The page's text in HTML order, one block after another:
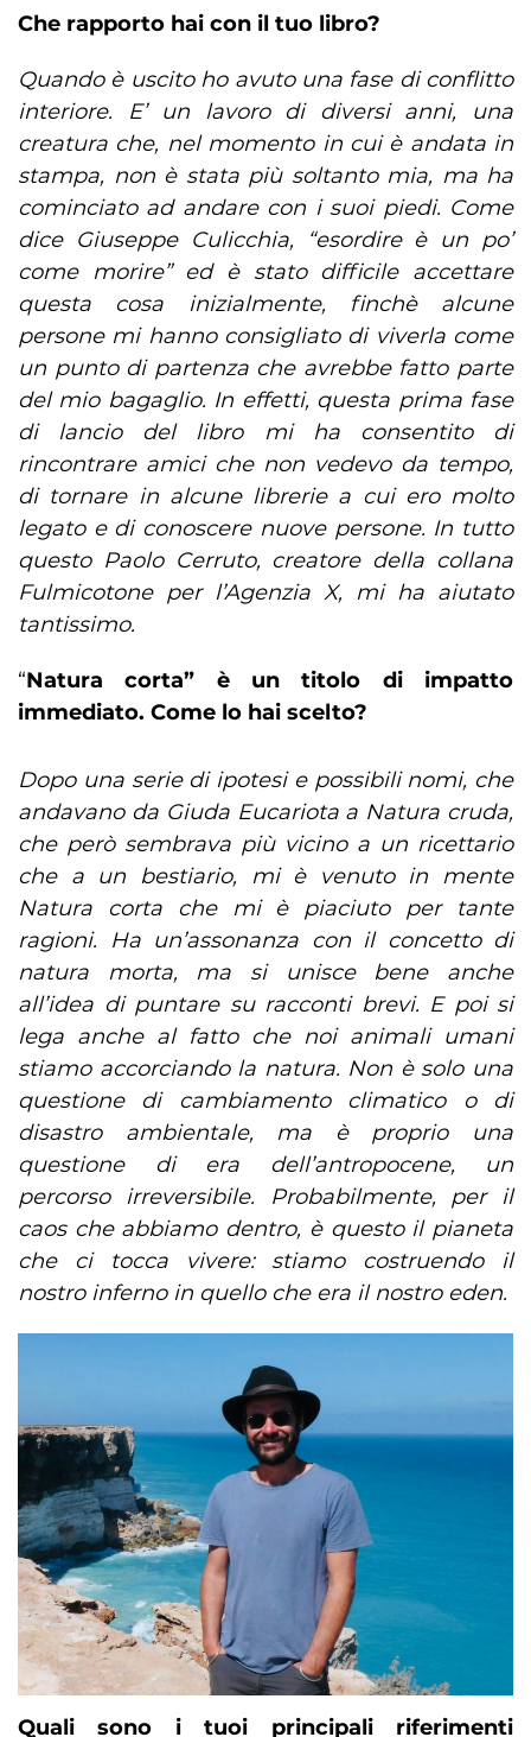
Che rapporto hai con il tuo libro?
Quando è uscito ho avuto una fase di conflitto
interiore. E’ un lavoro di diversi anni, una
creatura che, nel momento in cui è andata in
stampa, non è stata più soltanto mia, ma ha
cominciato ad andare con i suoi piedi. Come
dice Giuseppe Culicchia, “esordire è un po’
come morire” ed è stato difficile accettare
questa cosa inizialmente, finchè alcune
persone mi hanno consigliato di viverla come
un punto di partenza che avrebbe fatto parte
del mio bagaglio. In effetti, questa prima fase
di lancio del libro mi ha consentito di
rincontrare amici che non vedevo da tempo,
di tornare in alcune librerie a cui ero molto
legato e di conoscere nuove persone. In tutto
questo Paolo Cerruto, creatore della collana
Fulmicotone per l’Agenzia X, mi ha aiutato
tantissimo.
“Natura corta” è un titolo di impatto
immediato. Come lo hai scelto?
Dopo una serie di ipotesi e possibili nomi, che
andavano da Giuda Eucariota a Natura cruda,
che però sembrava più vicino a un ricettario
che a un bestiario, mi è venuto in mente
Natura corta che mi è piaciuto per tante
ragioni. Ha un’assonanza con il concetto di
natura morta, ma si unisce bene anche
all’idea di puntare su racconti brevi. E poi si
lega anche al fatto che noi animali umani
stiamo accorciando la natura. Non è solo una
questione di cambiamento climatico o di
disastro ambientale, ma è proprio una
questione di era dell’antropocene, un
percorso irreversibile. Probabilmente, per il
caos che abbiamo dentro, è questo il pianeta
che ci tocca vivere: stiamo costruendo il
nostro inferno in quello che era il nostro eden.
Quali sono i tuoi principali riferimenti